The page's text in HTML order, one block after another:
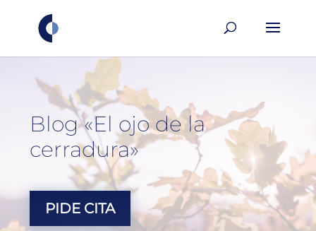
Blog «El ojo de la
cerradura»
PIDE CITA